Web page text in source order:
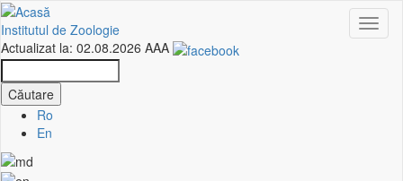
Mergi
la
conţinutul
principal
Institutul de Zoologie
Actualizat la: 02.08.2026 AAA
Căutare
Ro
En